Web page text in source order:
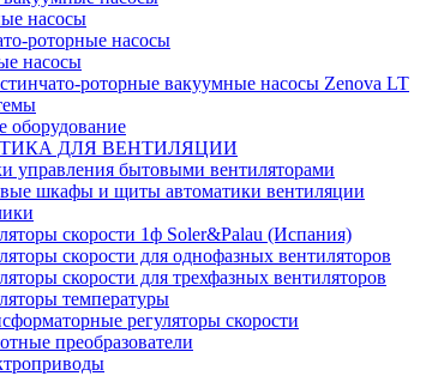
насосы
роторные насосы
насосы
роторные вакуумные насосы Zenova LT
оборудование
ДЛЯ ВЕНТИЛЯЦИИ
управления бытовыми вентиляторами
шкафы и щиты автоматики вентиляции
скорости 1ф Soler&Palau (Испания)
скорости для однофазных вентиляторов
скорости для трехфазных вентиляторов
температуры
регуляторы скорости
преобразователи